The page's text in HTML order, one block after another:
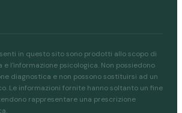
in questo sito sono prodotti allo scopo di
l'informazione psicologica. Non possiedono
diagnostica e non possono sostituirsi ad un
Le informazioni fornite hanno soltanto un fine
rappresentare una prescrizione